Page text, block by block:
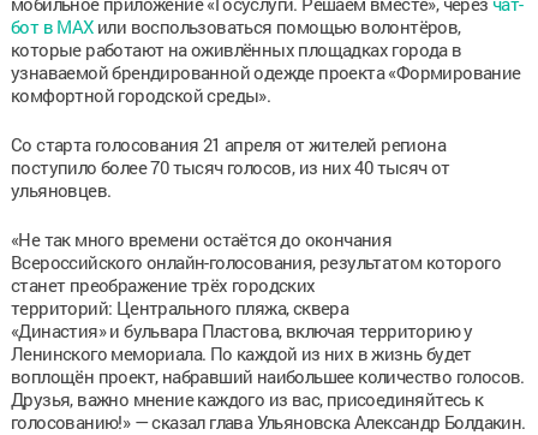
бот в MAXили воспользоваться помощью волонтёров,
которые работают на оживлённых площадках города в
узнаваемой брендированной одежде проекта «Формирование
комфортной городской среды».
Со старта голосования 21 апреля от жителей региона
поступило более 70 тысяч голосов, из них 40 тысяч от
ульяновцев.
«Не так много времени остаётся до окончания
Всероссийского онлайн-голосования, результатом которого
станет преображение трёх городских
территорий: Центрального пляжа, сквера
«Династия» и бульвара Пластова, включая территорию у
Ленинского мемориала. По каждой из них в жизнь будет
воплощён проект, набравший наибольшее количество голосов.
Друзья, важно мнение каждого из вас, присоединяйтесь к
голосованию!» — сказал глава Ульяновска Александр Болдакин.